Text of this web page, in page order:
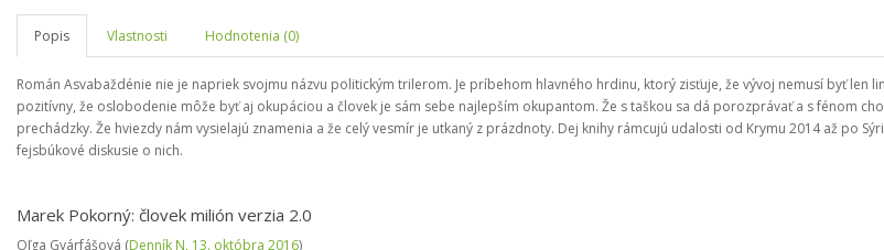
Popis Vlastnosti Hodnotenia (0)
Román Asvabaždénie nie je napriek svojmu názvu politickým trilerom. Je príbehom hlavného hrdinu, ktorý zisťuje, že vývoj nemusí byť len
pozitívny, že oslobodenie môže byť aj okupáciou a človek je sám sebe najlepším okupantom. Že s taškou sa dá porozprávať a s fénom
prechádzky. Že hviezdy nám vysielajú znamenia a že celý vesmír je utkaný z prázdnoty. Dej knihy rámcujú udalosti od Krymu 2014 až po
fejsbúkové diskusie o nich.
Marek Pokorný: človek milión verzia 2.0
Oľga Gyárfášová (Denník N, 13. októbra 2016)